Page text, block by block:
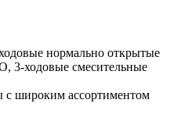
нормально открытые
3-ходовые смесительные
широким ассортиментом